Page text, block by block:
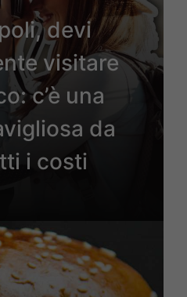
devi
visitare
c’è una
da
i costi